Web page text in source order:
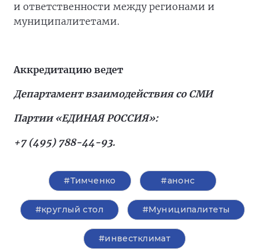
и ответственности между регионами и
муниципалитетами.
Аккредитацию ведет
Департамент взаимодействия со СМИ
Партии «ЕДИНАЯ РОССИЯ»:
+7 (495) 788-44-93.
#Тимченко #анонс
#круглый стол #Муниципалитеты
#инвестклимат